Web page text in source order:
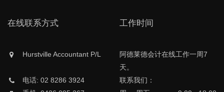
在线联系方式
Hurstville Accountant P/L
电话: 02 8286 3924
工作时间
阿德莱德会计在线工作一周7
天。
联系我们：